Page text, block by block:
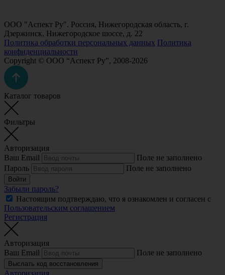
ООО "Аспект Ру". Россия, Нижегородская область, г.
Дзержинск, Нижегородское шоссе, д. 22
Политика обработки персональных данных Политика
конфиденциальности
Copyright © ООО “Аспект Ру”, 2008-2026
Каталог товаров
Фильтры
Авторизация
Ваш Email
Поле не заполнено
Пароль
Поле не заполнено
Войти
Забыли пароль?
Настоящим подтверждаю, что я ознакомлен и согласен с
Пользовательским соглашением
Регистрация
Авторизация
Ваш Email
Поле не заполнено
Выслать код восстановления